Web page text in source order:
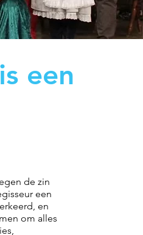
de zin
een
en
om alles
een